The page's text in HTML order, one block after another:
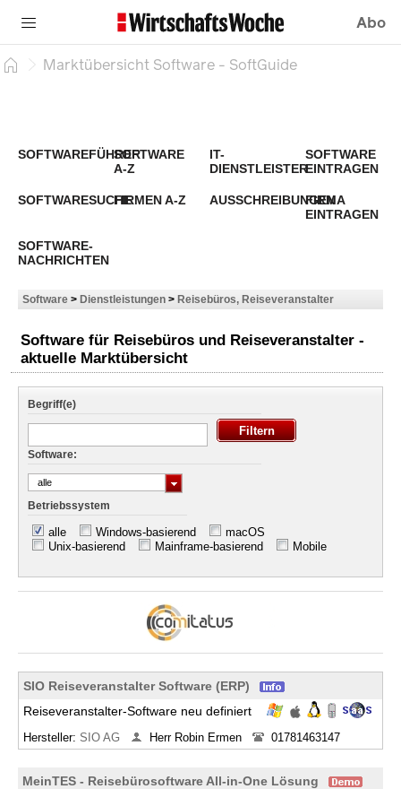
Abo
Marktübersicht Software - SoftGuide
SOFTWAREFÜHRERSOFTWARE
A-Z
IT-
DIENSTLEISTER
SOFTWARE
EINTRAGEN
SOFTWARESUCHEFIRMEN A-Z AUSSCHREIBUNGEN
FIRMA
EINTRAGEN
SOFTWARE-
NACHRICHTEN
Software > Dienstleistungen > Reisebüros, Reiseveranstalter
Software für Reisebüros und Reiseveranstalter -
aktuelle Marktübersicht
Begriff(e)
Software:
alle
Betriebssystem
alle Windows-basierend
macOS
Unix-basierend
Mainframe-basierend Mobile
SIO Reiseveranstalter Software (ERP)
Reiseveranstalter-Software neu definiert
Hersteller: SIO AG Herr Robin Ermen 01781463147
MeinTES - Reisebürosoftware All-in-One Lösung